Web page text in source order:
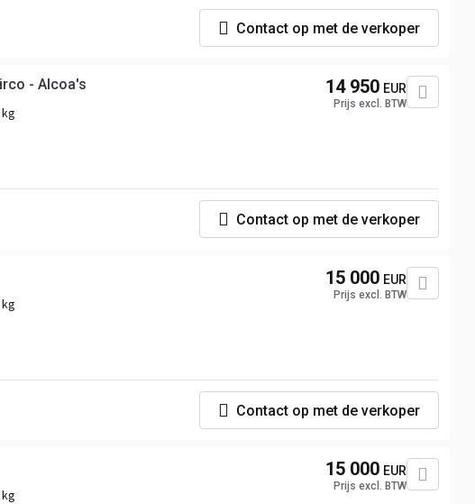
Contact op met de verkoper
- Alcoa's 14 950 EUR
Prijs excl. BTW
Contact op met de verkoper
15 000 EUR
Prijs excl. BTW
Contact op met de verkoper
15 000 EUR
Prijs excl. BTW